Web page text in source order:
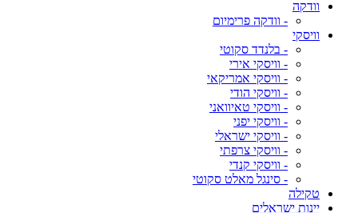
וודקה
- וודקה פרימיום
וויסקי
- בלנדד סקוטי
- וויסקי אירי
- וויסקי אמריקאי
- וויסקי הודי
- וויסקי טאיוואני
- וויסקי יפני
- וויסקי ישראלי
- וויסקי צרפתי
- וויסקי קנדי
- סינגל מאלט סקוטי
טקילה
יינות ישראלים